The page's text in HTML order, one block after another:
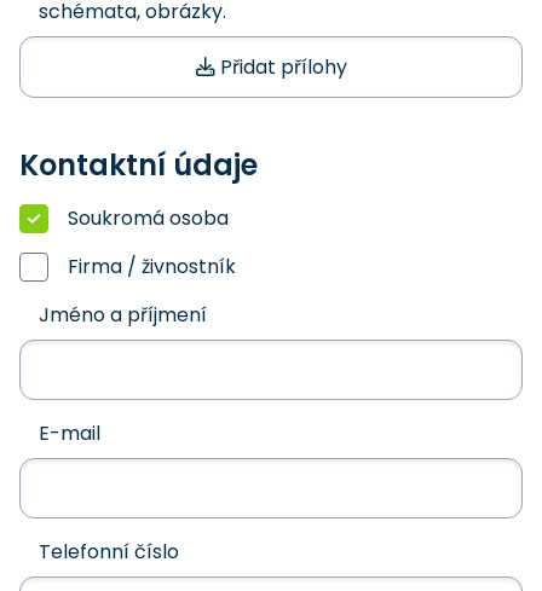
schémata, obrázky.
Přidat přílohy
Kontaktní údaje
Soukromá osoba
Firma / živnostník
Jméno a příjmení
E-mail
Telefonní číslo